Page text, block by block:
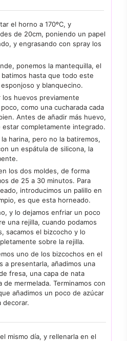
el horno a 170ºC, y
de 20cm, poniendo un papel
y engrasando con spray los
ponemos la mantequilla, el
batimos hasta que todo este
y blanquecino.
los huevos previamente
como una cucharada cada
Antes de añadir más huevo,
completamente integrado.
harina, pero no la batiremos,
un espátula de silicona, la
los dos moldes, de forma
de 25 a 30 minutos. Para
introducimos un palillo en
es que esta horneado.
y lo dejamos enfriar un poco
una rejilla, cuando podamos
sacamos el bizcocho y lo
sobre la rejilla.
uno de los bizcochos en el
a presentarla, añadimos una
fresa, una capa de nata
de mermelada. Terminamos con
añadimos un poco de azúcar
decorar.
mismo día, y rellenarla en el